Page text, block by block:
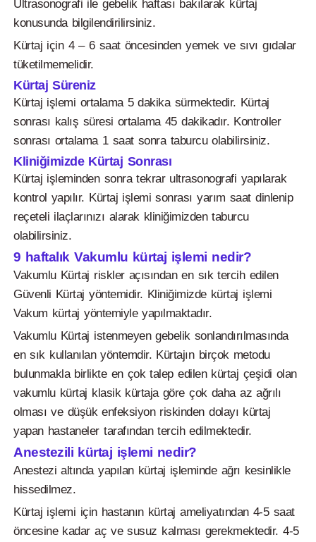
Ultrasonografi ile gebelik haftası bakılarak kürtaj
konusunda bilgilendirilirsiniz.
Kürtaj için 4 – 6 saat öncesinden yemek ve sıvı gıdalar
tüketilmemelidir.
Kürtaj Süreniz
Kürtaj işlemi ortalama 5 dakika sürmektedir. Kürtaj
sonrası kalış süresi ortalama 45 dakikadır. Kontroller
sonrası ortalama 1 saat sonra taburcu olabilirsiniz.
Kliniğimizde Kürtaj Sonrası
Kürtaj işleminden sonra tekrar ultrasonografi yapılarak
kontrol yapılır. Kürtaj işlemi sonrası yarım saat dinlenip
reçeteli ilaçlarınızı alarak kliniğimizden taburcu
olabilirsiniz.
9 haftalık Vakumlu kürtaj işlemi nedir?
Vakumlu Kürtaj riskler açısından en sık tercih edilen
Güvenli Kürtaj yöntemidir. Kliniğimizde kürtaj işlemi
Vakum kürtaj yöntemiyle yapılmaktadır.
Vakumlu Kürtaj istenmeyen gebelik sonlandırılmasında
en sık kullanılan yöntemdir. Kürtajın birçok metodu
bulunmakla birlikte en çok talep edilen kürtaj çeşidi olan
vakumlu kürtaj klasik kürtaja göre çok daha az ağrılı
olması ve düşük enfeksiyon riskinden dolayı kürtaj
yapan hastaneler tarafından tercih edilmektedir.
Anestezili kürtaj işlemi nedir?
Anestezi altında yapılan kürtaj işleminde ağrı kesinlikle
hissedilmez.
Kürtaj işlemi için hastanın kürtaj ameliyatından 4-5 saat
öncesine kadar aç ve susuz kalması gerekmektedir. 4-5